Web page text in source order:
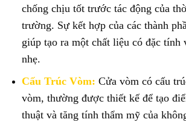
chống chịu tốt trước tác động của
trường. Sự kết hợp của các thành
giúp tạo ra một chất liệu có đặc tính
nhẹ.
Cấu Trúc Vòm: Cửa vòm có cấu
vòm, thường được thiết kế để tạo
thuật và tăng tính thẩm mỹ của